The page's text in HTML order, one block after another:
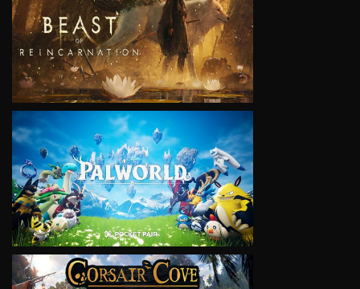
VIEW
VIEW